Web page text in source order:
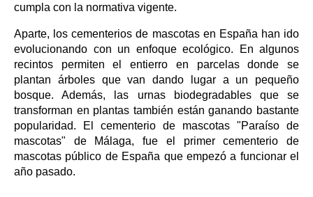
cumpla con la normativa vigente.
Aparte, los cementerios de mascotas en España han ido
evolucionando con un enfoque ecológico. En algunos
recintos permiten el entierro en parcelas donde se
plantan árboles que van dando lugar a un pequeño
bosque. Además, las urnas biodegradables que se
transforman en plantas también están ganando bastante
popularidad. El cementerio de mascotas "Paraíso de
mascotas" de Málaga, fue el primer cementerio de
mascotas público de España que empezó a funcionar el
año pasado.